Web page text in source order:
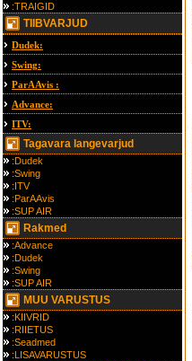
:TRAIGID
TIIBVARJUD
Dudek:
Swing:
ParAAvis :
Advance:
ITV:
Tagavara langevarjud
:Dudek
:Swing
:ITV
:ParAAvis
:SUP AIR
Rakmed
:Advance
:Dudek
:Swing
:SUP AIR
MUU VARUSTUS
:KIIVRID
:RIIETUS
:Seadmed
:LISAVARUSTUS